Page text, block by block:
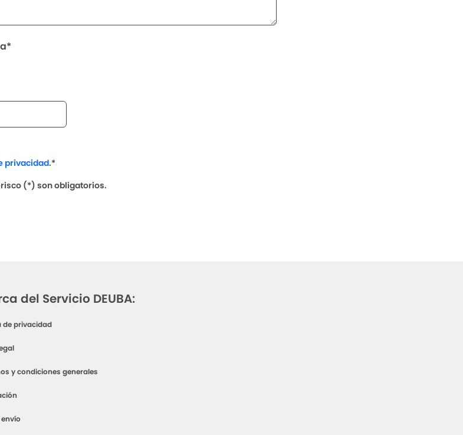
privacidad.*
(*) son obligatorios.
del Servicio DEUBA:
de privacidad
y condiciones generales